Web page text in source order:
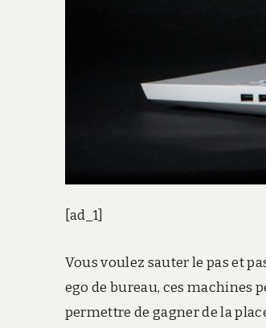
[ad_1]
Vous voulez sauter le pas et
ego de bureau, ces machines
permettre de gagner de la